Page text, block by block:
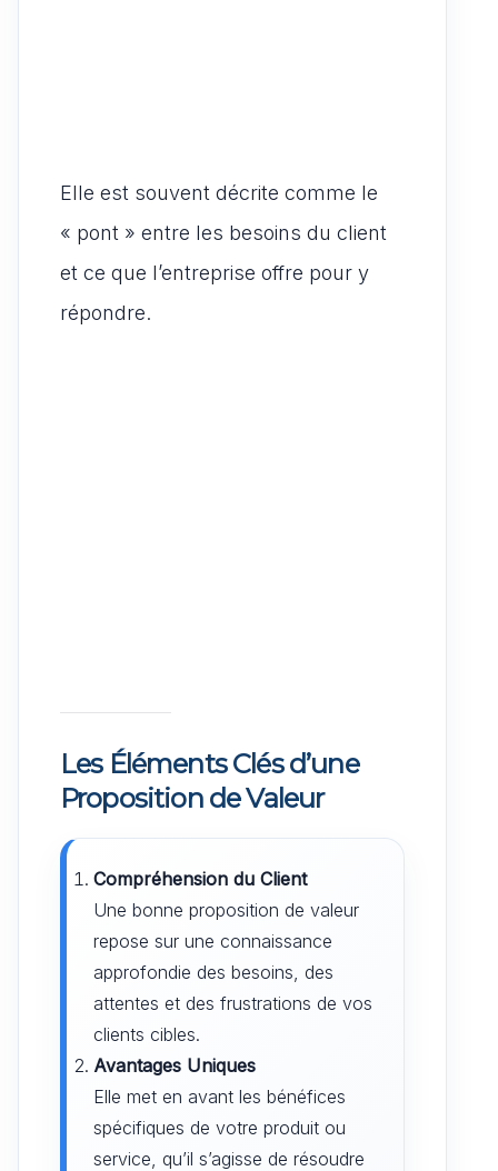
Elle est souvent décrite comme le
« pont » entre les besoins du client
et ce que l’entreprise offre pour y
répondre.
Les Éléments Clés d’une
Proposition de Valeur
Compréhension du Client
Une bonne proposition de valeur
repose sur une connaissance
approfondie des besoins, des
attentes et des frustrations de vos
clients cibles.
Avantages Uniques
Elle met en avant les bénéfices
spécifiques de votre produit ou
service, qu’il s’agisse de résoudre